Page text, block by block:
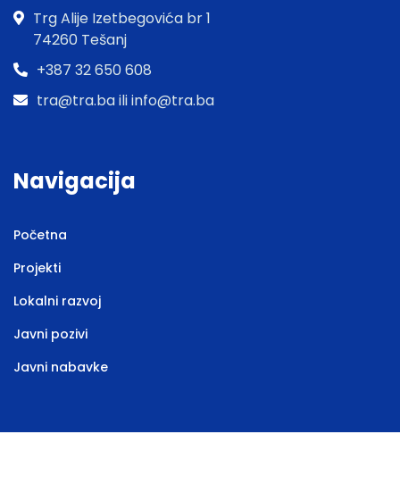
Trg Alije Izetbegovića br 1
74260 Tešanj
+387 32 650 608
tra@tra.ba ili info@tra.ba
Navigacija
Početna
Projekti
Lokalni razvoj
Javni pozivi
Javni nabavke